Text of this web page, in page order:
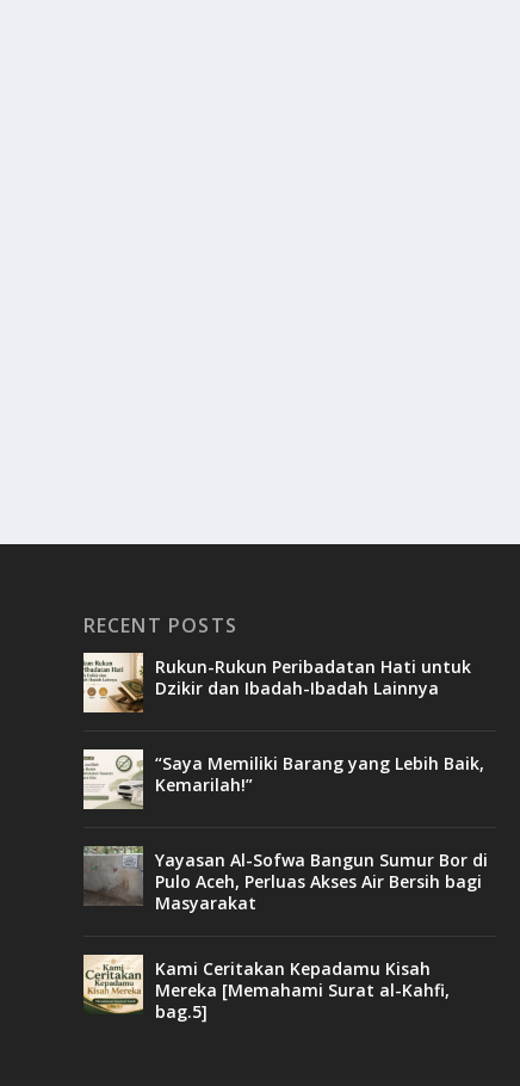
RECENT POSTS
Rukun-Rukun Peribadatan Hati untuk
Dzikir dan Ibadah-Ibadah Lainnya
“Saya Memiliki Barang yang Lebih Baik,
Kemarilah!”
Yayasan Al-Sofwa Bangun Sumur Bor di
Pulo Aceh, Perluas Akses Air Bersih bagi
Masyarakat
Kami Ceritakan Kepadamu Kisah
Mereka [Memahami Surat al-Kahfi,
bag.5]